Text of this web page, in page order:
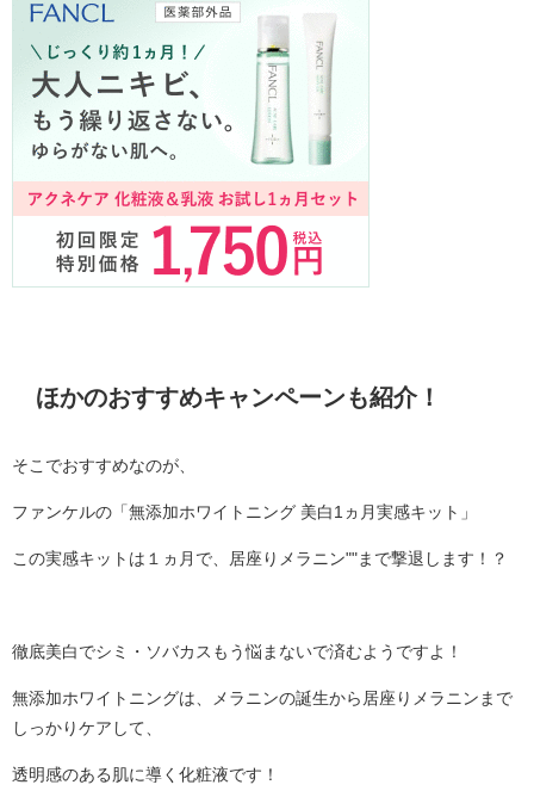
ほかのおすすめキャンペーンも紹介！
そこでおすすめなのが、
ファンケルの「無添加ホワイトニング 美白1ヵ月実感キット」
この実感キットは１ヵ月で、居座りメラニン""まで撃退します！？
徹底美白でシミ・ソバカスもう悩まないで済むようですよ！
無添加ホワイトニングは、メラニンの誕生から居座りメラニンまで
しっかりケアして、
透明感のある肌に導く化粧液です！